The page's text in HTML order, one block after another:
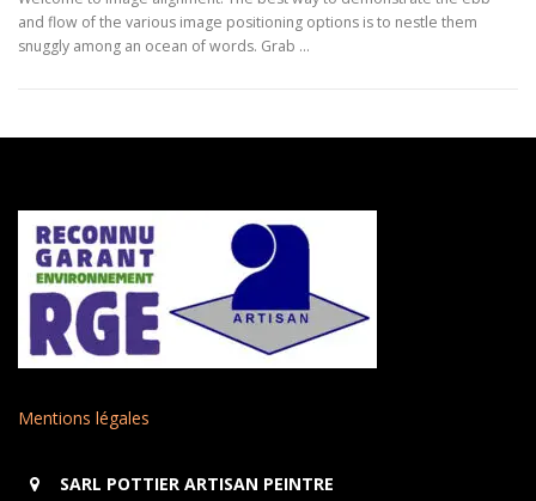
and flow of the various image positioning options is to nestle them
snuggly among an ocean of words. Grab …
Mentions légales
SARL POTTIER ARTISAN PEINTRE